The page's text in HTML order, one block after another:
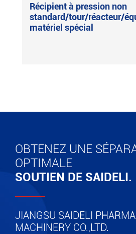
Récipient à pression non
standard/tour/réacteur/
matériel spécial
OBTENEZ UNE
OPTIMALE
SOUTIEN DE SAIDELI.
JIANGSU SAIDELI
MACHINERY CO.,LTD.